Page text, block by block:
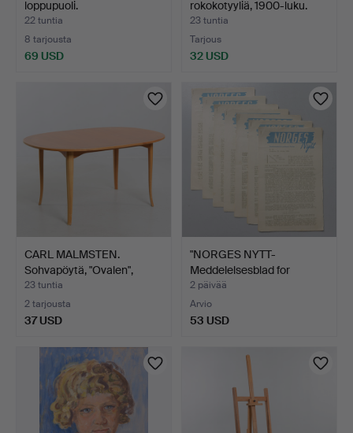
loppupuoli.
22 tuntia
8 tarjousta
69 USD
rokokotyyliä, 1900-luku.
23 tuntia
Tarjous
32 USD
CARL MALMSTEN.
Sohvapöytä, "Ovalen",
1900-…
23 tuntia
2 tarjousta
37 USD
"NORGES NYTT-
Meddelelsesblad for
nordmenn…
2 päivää
Arvio
53 USD